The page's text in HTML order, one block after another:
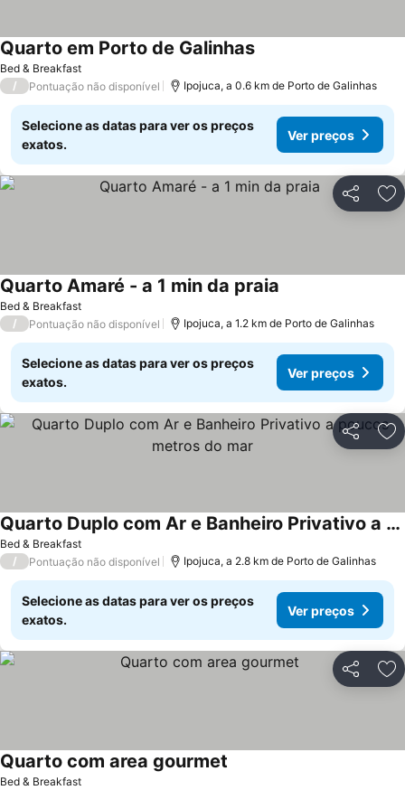
Bed & Breakfast
Quarto em Porto de GalinhasVer preços
/ Pontuação não disponível Ipojuca, a 0.6 km de Porto de Galinhas
Selecione as datas para ver os preços
exatos.
Ver preços
Partilhar
Bed & Breakfast
Quarto Amaré - a 1 min da praia
/ Pontuação não disponível Ipojuca, a 1.2 km de Porto de Galinhas
Selecione as datas para ver os preços
exatos.
Ver preços
Partilhar
Bed & Breakfast
Quarto Duplo com Ar e Banheiro Privativo a poucos metros do mar
Ver preços
/ Pontuação não disponível Ipojuca, a 2.8 km de Porto de Galinhas
Selecione as datas para ver os preços
exatos.
Ver preços
Partilhar
Bed & Breakfast
Quarto com area gourmet